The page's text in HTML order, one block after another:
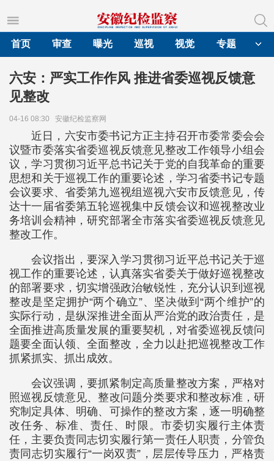
首页
审查 曝光 巡视 视觉 专题
六安：严实工作作风 推进省委巡视反馈意
见整改
04-16 08:30 安徽纪检监察网
近日，六安市委书记方正主持召开市委常委会会
议暨市委落实省委巡视反馈意见整改工作领导小组会
议，学习贯彻习近平总书记关于党的自我革命的重要
思想和关于巡视工作的重要论述，学习省委书记专题
会议要求、省委第九巡视组巡视六安市反馈意见，传
达十一届省委第五轮巡视集中反馈会议和巡视整改业
务培训会精神，研究部署全市落实省委巡视反馈意见
整改工作。
会议指出，要深入学习贯彻习近平总书记关于巡
视工作的重要论述，认真落实省委关于做好巡视整改
的部署要求，切实增强政治敏锐性，充分认识到巡视
整改是坚定拥护“两个确立”、坚决做到“两个维护”的
实际行动，是纵深推进全面从严治党的政治责任，是
全面推进高质量发展的重要契机，对省委巡视反馈问
题要全面认领、全面整改，全力以赴把巡视整改工作
抓紧抓实、抓出成效。
会议强调，要抓紧制定高质量整改方案，严格对
照巡视反馈意见、整改问题分类要求和整改标准，研
究制定具体、明确、可操作的整改方案，逐一明确整
改任务、标准、责任、时限。市委切实履行主体责
任，主要负责同志切实履行第一责任人职责，分管负
责同志切实履行“一岗双责”，层层传导压力，严格责